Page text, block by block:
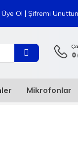
Üye Ol | Şifremi
Mikrofonlar